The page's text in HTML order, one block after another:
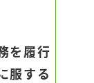
を履行
服する